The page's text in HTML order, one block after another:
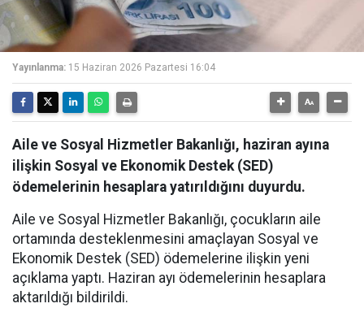
Yayınlanma: 15 Haziran 2026 Pazartesi 16:04
Aile ve Sosyal Hizmetler Bakanlığı, haziran ayına
ilişkin Sosyal ve Ekonomik Destek (SED)
ödemelerinin hesaplara yatırıldığını duyurdu.
Aile ve Sosyal Hizmetler Bakanlığı, çocukların aile
ortamında desteklenmesini amaçlayan Sosyal ve
Ekonomik Destek (SED) ödemelerine ilişkin yeni
açıklama yaptı. Haziran ayı ödemelerinin hesaplara
aktarıldığı bildirildi.